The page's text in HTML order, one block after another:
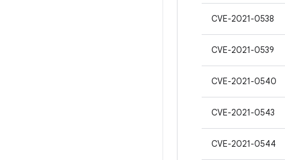
CVE-2021-0538
CVE-2021-0539
CVE-2021-0540
CVE-2021-0543
CVE-2021-0544